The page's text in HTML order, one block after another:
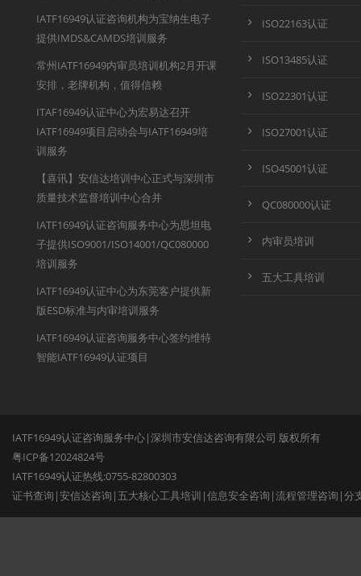
IATF16949认证咨询机构为宝纳生电子
提供IMDS&CAMDS培训服务
常州IATF16949内审员培训机构2月开课
安排，老牌机构，值得信赖
ITAF16949认证中心为宏易达召开
IATF16949项目启动会与IATF16949培
训服务
【喜讯】安信达培训中心正式与深圳市
质量技术监督培训中心合并
IATF16949认证咨询服务中心为思坦电
子提供ISO9001/ISO14001/QC080000
培训服务
IATF16949认证中心为东莞客户提供新
版ESD标准与内审培训服务
IATF16949认证咨询服务中心签约维特
智能IATF16949认证项目
ISO22163认证
ISO13485认证
ISO22301认证
ISO27001认证
ISO45001认证
QC080000认证
内审员培训
五大工具培训
IATF16949认证咨询服务中心|深圳市安信达咨询有限公司 版权所有
粤ICP备12024824号
IATF16949认证热线:0755-82800303
证书查询 |安信达咨询 | 五大核心工具培训 |信息安全咨询 |流程管理咨询 |分